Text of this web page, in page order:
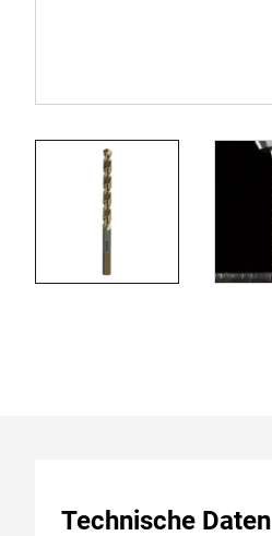
Technische Daten